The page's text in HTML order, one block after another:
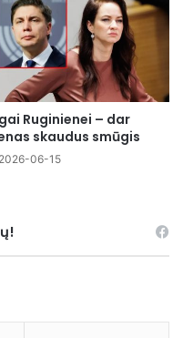
Ruginienei – dar
skaudus smūgis
2026-06-15